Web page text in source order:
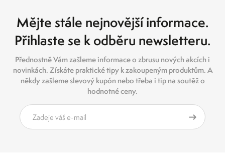
Mějte stále nejnovější informace.
Přihlaste se k odběru newsletteru.
Přednostně Vám zašleme informace o zbrusu nových akcích i
novinkách. Získáte praktické tipy k zakoupeným produktům. A
někdy zašleme slevový kupón nebo třeba i tip na soutěž o
hodnotné ceny.